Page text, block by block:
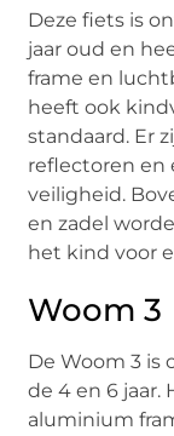
Deze fiets is
jaar oud en
frame en
heeft ook
standaard. Er
reflectoren en
veiligheid.
en zadel
het kind voor
Woom 3
De Woom 3 is
de 4 en 6
aluminium